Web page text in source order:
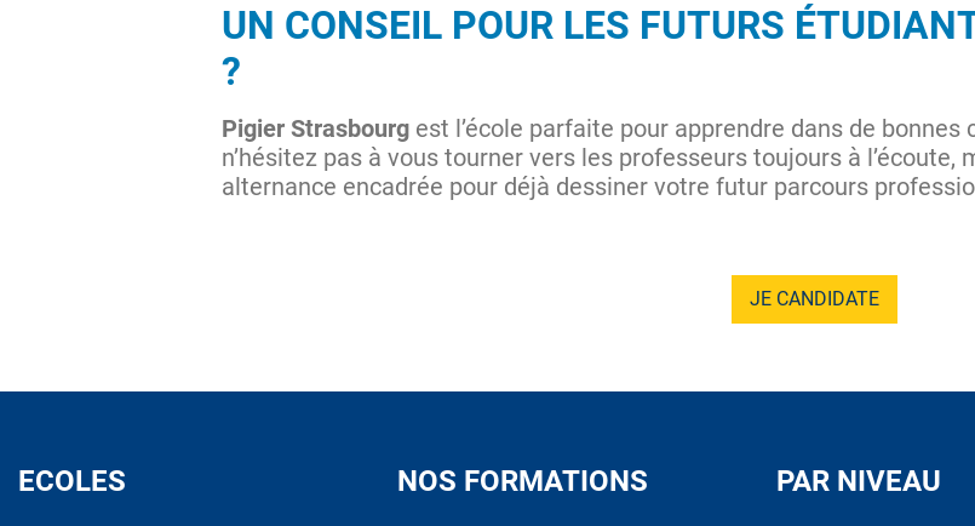
UN CONSEIL POUR LES FUTURS
?
Pigier Strasbourg est l’école parfaite pour apprendre dans de
n’hésitez pas à vous tourner vers les professeurs toujours à l’écoute,
alternance encadrée pour déjà dessiner votre futur parcours
JE CANDIDATE
ECOLES NOS FORMATIONS PAR NIVEAU